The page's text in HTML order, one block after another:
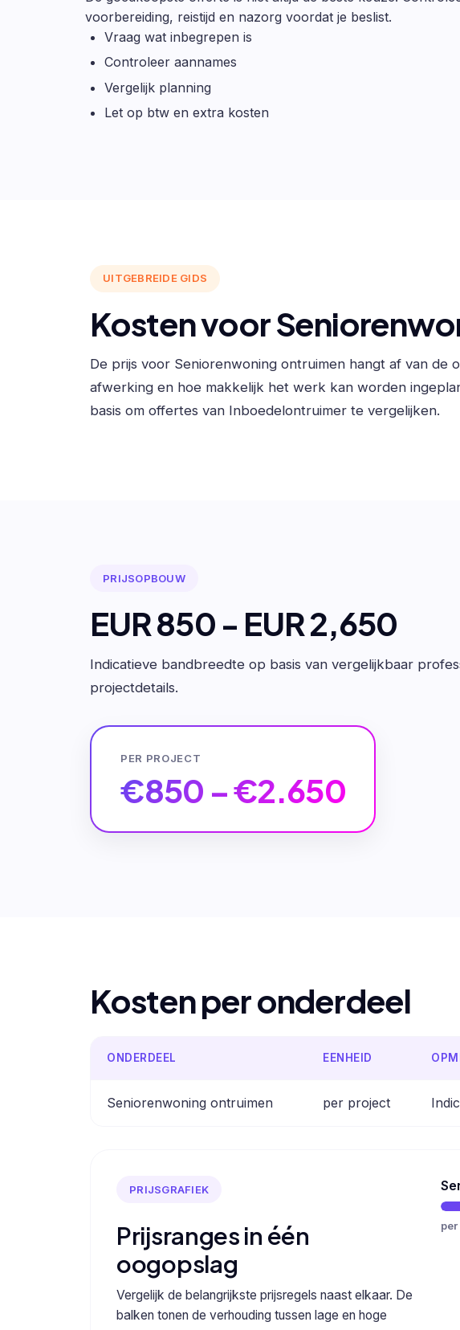
voorbereiding, reistijd en nazorg voordat je beslist.
Vraag wat inbegrepen is
Controleer aannames
Vergelijk planning
Let op btw en extra kosten
UITGEBREIDE GIDS
Kosten voor
De prijs voor Seniorenwoning ontruimen hangt af van de
afwerking en hoe makkelijk het werk kan worden
basis om offertes van Inboedelontruimer te vergelijken.
PRIJSOPBOUW
EUR 850 - EUR 2,650
Indicatieve bandbreedte op basis van vergelijkbaar
projectdetails.
PER PROJECT
€850 – €2.650
Kosten per onderdeel
ONDERDEEL EENHEID
Seniorenwoning ontruimen per project
PRIJSGRAFIEK
Prijsranges in één
oogopslag
Vergelijk de belangrijkste prijsregels naast elkaar. De
balken tonen de verhouding tussen lage en hoge